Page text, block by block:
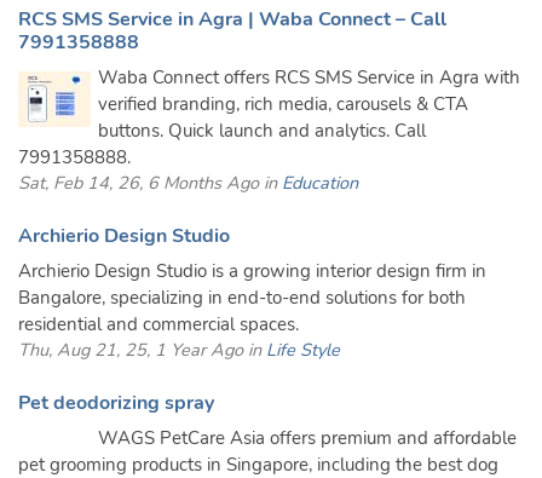
RCS SMS Service in Agra | Waba Connect – Call
7991358888
Waba Connect offers RCS SMS Service in Agra with
verified branding, rich media, carousels & CTA
buttons. Quick launch and analytics. Call
7991358888.
Sat, Feb 14, 26, 6 Months Ago in Education
Archierio Design Studio
Archierio Design Studio is a growing interior design firm in
Bangalore, specializing in end-to-end solutions for both
residential and commercial spaces.
Thu, Aug 21, 25, 1 Year Ago in Life Style
Pet deodorizing spray
WAGS PetCare Asia offers premium and affordable
pet grooming products in Singapore, including the best dog